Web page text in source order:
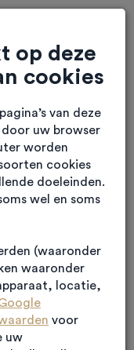
op deze
cookies
van deze
uw browser
worden
cookies
doeleinden.
wel en soms
(waaronder
waaronder
locatie,
voor
uw